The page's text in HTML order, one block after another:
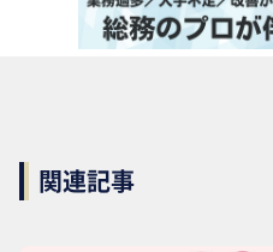
関連記事